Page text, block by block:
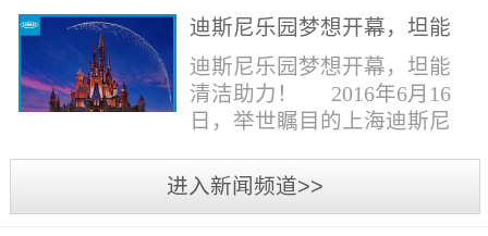
新机、石材晶面处理机、吸
水吸尘器、吹风机、花岗
石...
动中，希望以此提高公众对
理想中，大海...
球国际组织和世界人民检阅
的一次大考。多国元首齐聚
杭州，在欣赏美丽西湖景色
的同事，第一印象就是杭州
览城是本次峰会举办的核心
区域，主要囊括了奥体中
心、国际博览中心、超高层
迪斯尼乐园梦想开幕，坦能
清洁助力！
迪斯尼乐园梦想开幕，坦能
清洁助力！ 2016年6月16
日，举世瞩目的上海迪斯尼
奇想花园、探险岛、宝藏
湾、明日世界和梦幻世界，
进入新闻频道>>